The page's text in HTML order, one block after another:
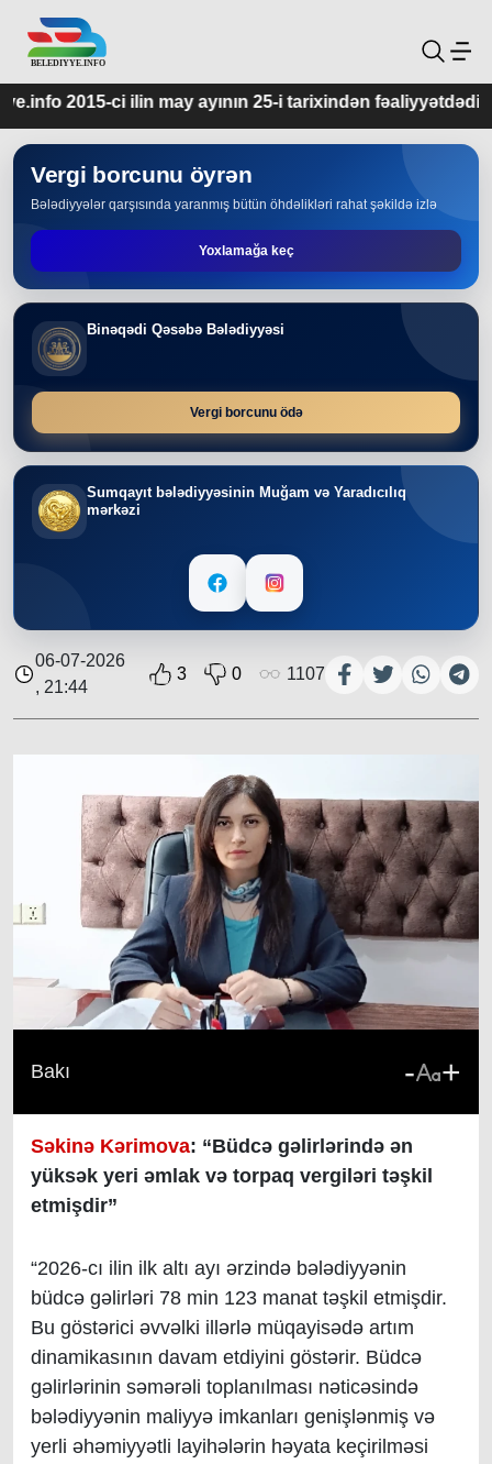
ayının 25-i tarixindən fəaliyyətdədir.
Vergi borcunu öyrən
Bələdiyyələr qarşısında yaranmış bütün öhdəlikləri rahat şəkildə izlə
Yoxlamağa keç
Binəqədi Qəsəbə Bələdiyyəsi
Vergi borcunu ödə
Sumqayıt bələdiyyəsinin Muğam və Yaradıcılıq
mərkəzi
06-07-2026
, 21:44
3 0 1107
Bakı - +
Səkinə Kərimova: “Büdcə gəlirlərində ən
yüksək yeri əmlak və torpaq vergiləri təşkil
etmişdir”
“2026-cı ilin ilk altı ayı ərzində bələdiyyənin
büdcə gəlirləri 78 min 123 manat təşkil etmişdir.
Bu göstərici əvvəlki illərlə müqayisədə artım
dinamikasının davam etdiyini göstərir. Büdcə
gəlirlərinin səmərəli toplanılması nəticəsində
bələdiyyənin maliyyə imkanları genişlənmiş və
yerli əhəmiyyətli layihələrin həyata keçirilməsi